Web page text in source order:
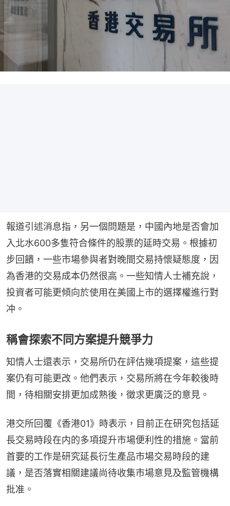
報道引述消息指，另一個問題是，中國內地是否會加
入北水600多隻符合條件的股票的延時交易。根據初
步回饋，一些市場參與者對晚間交易持懷疑態度，因
為香港的交易成本仍然很高。一些知情人士補充說，
投資者可能更傾向於使用在美國上市的選擇權進行對
冲。
稱會探索不同方案提升競爭力
知情人士還表示，交易所仍在評估幾項提案，這些提
案仍有可能更改。他們表示，交易所將在今年較後時
間，待相關安排更加成熟後，徵求更廣泛的意見。
港交所回覆《香港01》時表示，目前正在研究包括延
長交易時段在内的多項提升市場便利性的措施。當前
首要的工作是研究延長衍生產品市場交易時段的建
議，是否落實相關建議尚待收集市場意見及監管機構
批准。